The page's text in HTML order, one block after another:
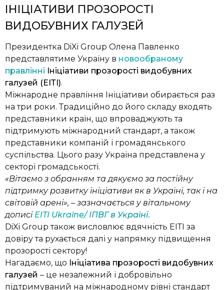
ІНІЦІАТИВИ ПРОЗОРОСТІ
ВИДОБУВНИХ ГАЛУЗЕЙ
Президентка DiXi Group Олена Павленко
представлятиме Україну в новообраному
правлінні Ініціативи прозорості видобувних
галузей (ЕІТІ).
Міжнародне правління Ініціативи обирається раз
на три роки. Традиційно до його складу входять
представники країн, що впроваджують та
підтримують міжнародний стандарт, а також
представники компаній і громадянського
суспільства. Цього разу Україна представлена у
секторі громадськості.
«Вітаємо з обранням та дякуємо за постійну
підтримку розвитку ініціативи як в Україні, так і на
світовій арені», – зазначається у вітальному
дописі EITI Ukraine/ ІПВГ в Україні.
DiXi Group також висловлює вдячність ЕІТІ за
довіру та рухається далі у напрямку підвищення
прозорості сектору!
Нагадаємо, що Ініціатива прозорості видобувних
галузей – це незалежний і добровільно
підтримуваний на міжнародному рівні стандарт